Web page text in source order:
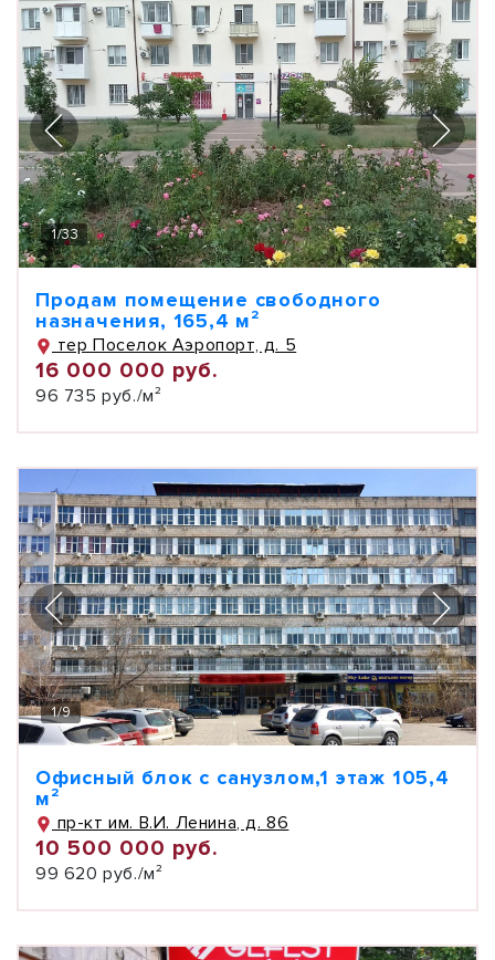
1/33
Продам помещение свободного
назначения, 165,4 м²
тер Поселок Аэропорт, д. 5
16 000 000 руб.
96 735 руб./м²
1/9
Офисный блок с санузлом,1 этаж 105,4
м²
пр-кт им. В.И. Ленина, д. 86
10 500 000 руб.
99 620 руб./м²